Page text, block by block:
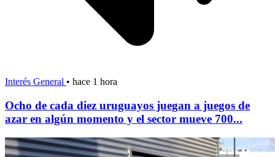
Interés General • hace 1 hora
Ocho de cada diez uruguayos juegan a juegos de
azar en algún momento y el sector mueve 700...